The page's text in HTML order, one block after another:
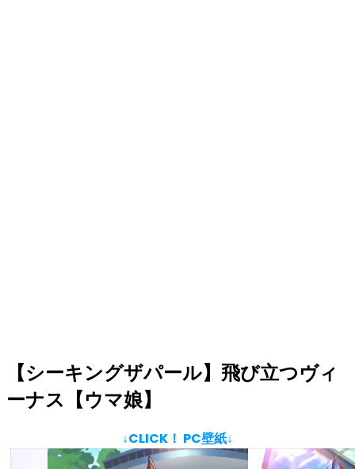
【シーキングザパール】飛び立つヴィ
ーナス【ウマ娘】
↓CLICK！ PC壁紙↓